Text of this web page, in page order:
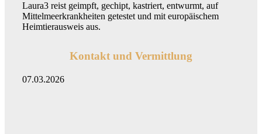
Laura3 reist geimpft, gechipt, kastriert, entwurmt, auf
Mittelmeerkrankheiten getestet und mit europäischem
Heimtierausweis aus.
Kontakt und Vermittlung
07.03.2026